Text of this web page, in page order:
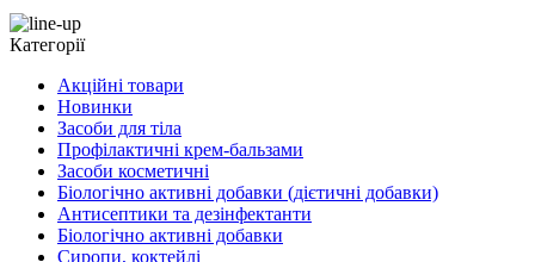
Категорії
Акційні товари
Новинки
Засоби для тіла
Профілактичні крем-бальзами
Засоби косметичні
Біологічно активні добавки (дієтичні добавки)
Антисептики та дезінфектанти
Біологічно активні добавки
Сиропи, коктейлі